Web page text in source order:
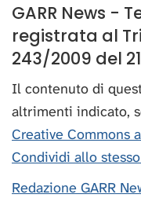
GARR News -
registrata al
243/2009 del
Il contenuto di
altrimenti indicato,
Creative Commons
Condividi allo
Redazione GARR